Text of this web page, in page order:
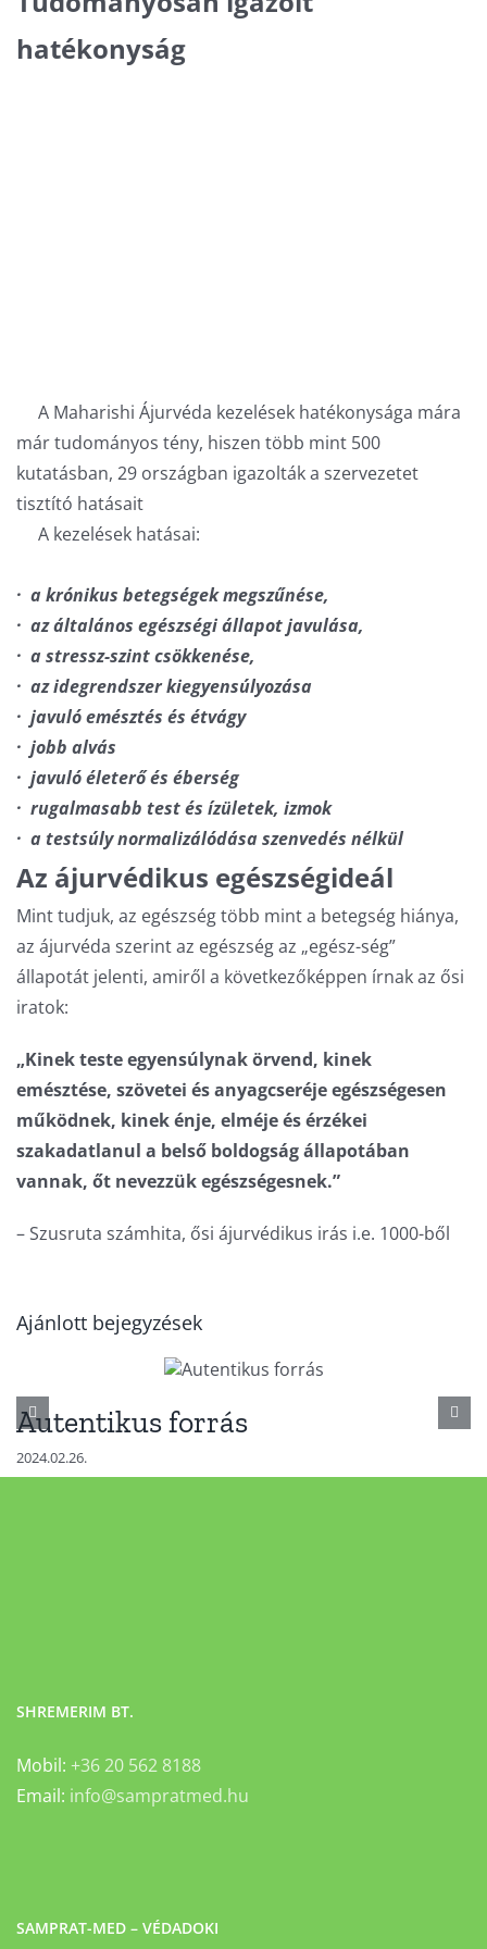
hatékonyság
A Maharishi Ájurvéda kezelések hatékonysága mára
már tudományos tény, hiszen több mint 500
kutatásban, 29 országban igazolták a szervezetet
tisztító hatásait
A kezelések hatásai:
· a krónikus betegségek megszűnése,
· az általános egészségi állapot javulása,
· a stressz-szint csökkenése,
· az idegrendszer kiegyensúlyozása
· javuló emésztés és étvágy
· jobb alvás
· javuló életerő és éberség
· rugalmasabb test és ízületek, izmok
· a testsúly normalizálódása szenvedés nélkül
Az ájurvédikus egészségideál
Mint tudjuk, az egészség több mint a betegség hiánya,
az ájurvéda szerint az egészség az „egész-ség”
állapotát jelenti, amiről a következőképpen írnak az ősi
iratok:
„Kinek teste egyensúlynak örvend, kinek
emésztése, szövetei és anyagcseréje egészségesen
működnek, kinek énje, elméje és érzékei
szakadatlanul a belső boldogság állapotában
vannak, őt nevezzük egészségesnek.”
– Szusruta számhita, ősi ájurvédikus irás i.e. 1000-ből
Ajánlott bejegyzések
Autentikus forrás
2024.02.26.
SHREMERIM BT.
Mobil: +36 20 562 8188
Email: info@sampratmed.hu
SAMPRAT-MED – VÉDADOKI